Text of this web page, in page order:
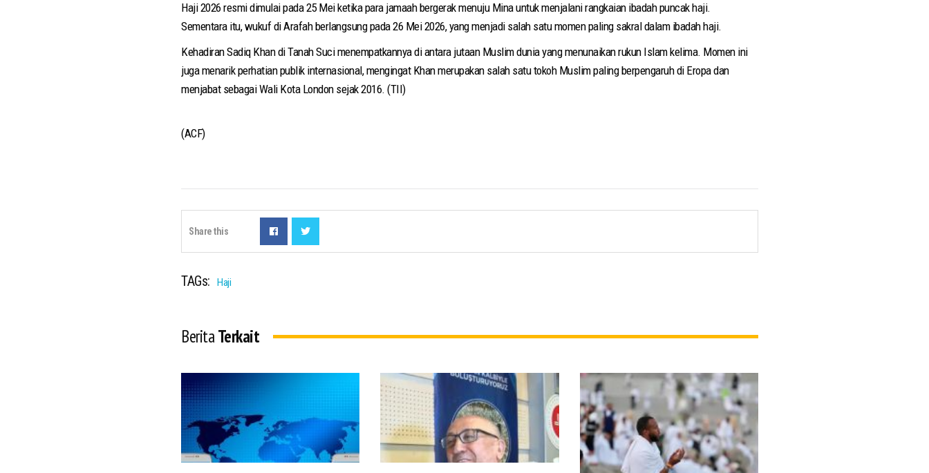
Haji 2026 resmi dimulai pada 25 Mei ketika para jamaah bergerak menuju Mina untuk menjalani rangkaian ibadah puncak haji.
Sementara itu, wukuf di Arafah berlangsung pada 26 Mei 2026, yang menjadi salah satu momen paling sakral dalam ibadah haji.
Kehadiran Sadiq Khan di Tanah Suci menempatkannya di antara jutaan Muslim dunia yang menunaikan rukun Islam kelima. Momen ini
juga menarik perhatian publik internasional, mengingat Khan merupakan salah satu tokoh Muslim paling berpengaruh di Eropa dan
menjabat sebagai Wali Kota London sejak 2016. (TII)
(ACF)
Share this
TAGs: Haji
BeritaTerkait